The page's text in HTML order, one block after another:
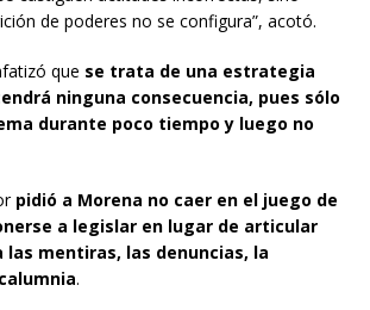
de poderes no se configura”, acotó.
que se trata de una estrategia
ninguna consecuencia, pues sólo
durante poco tiempo y luego no
pidió a Morena no caer en el juego de
a legislar en lugar de articular
mentiras, las denuncias, la
.